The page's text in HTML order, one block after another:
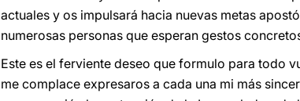
actuales y os impulsará hacia nuevas metas
numerosas personas que esperan gestos
Este es el ferviente deseo que formulo para todo
me complace expresaros a cada una mi más